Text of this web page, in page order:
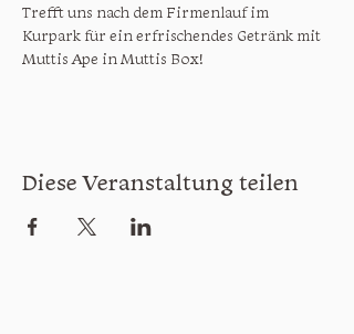
Trefft uns nach dem Firmenlauf im
Kurpark für ein erfrischendes Getränk mit
Muttis Ape in Muttis Box!
Diese Veranstaltung teilen